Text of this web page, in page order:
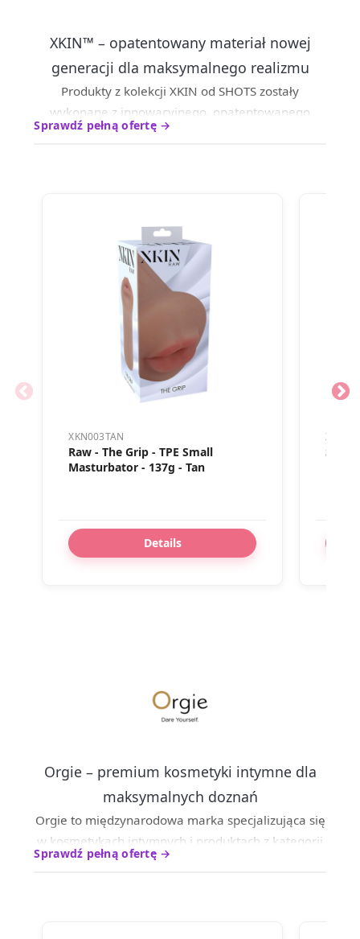
XKIN™ – opatentowany materiał nowej
generacji dla maksymalnego realizmu
Produkty z kolekcji XKIN od SHOTS zostały
wykonane z innowacyjnego, opatentowanego
materiału XKIN™, który wyznacza nowy standard w
W przeciwieństwie do klasycznych materiałów,
XKIN™ jest mniej oleisty, całkowicie bezzapachowy
oraz nie klei się, dzięki czemu użytkowanie jest
znacznie przyjemniejsze i bardziej komfortowe.
Dodatkowo nie wymaga stosowania pudru
regenerującego, co znacząco ułatwia pielęgnację i
utrzymanie produktu w idealnym stanie.
Sprawdź pełną ofertę →
XKN003TAN
Raw - The Grip - TPE Small
Masturbator - 137g - Tan
Details
Orgie – premium kosmetyki intymne dla
maksymalnych doznań
Orgie to międzynarodowa marka specjalizująca się
w kosmetykach intymnych i produktach z kategorii
sexual wellness, która łączy innowacyjne formuły z
Sprawdź pełną ofertę →